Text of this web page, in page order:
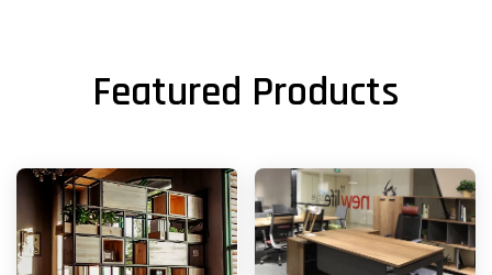
Featured Products